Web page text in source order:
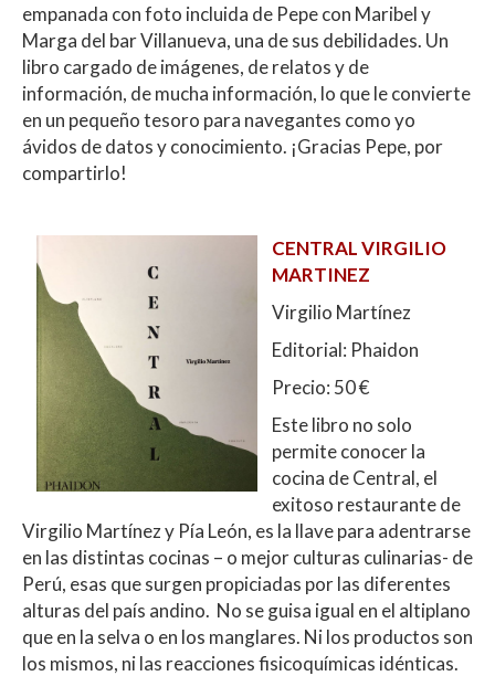
empanada con foto incluida de Pepe con Maribel y
Marga del bar Villanueva, una de sus debilidades. Un
libro cargado de imágenes, de relatos y de
información, de mucha información, lo que le convierte
en un pequeño tesoro para navegantes como yo
ávidos de datos y conocimiento. ¡Gracias Pepe, por
compartirlo!
CENTRAL VIRGILIO
MARTINEZ
Virgilio Martínez
Editorial: Phaidon
Precio: 50 €
Este libro no solo
permite conocer la
cocina de Central, el
exitoso restaurante de
Virgilio Martínez y Pía León, es la llave para adentrarse
en las distintas cocinas – o mejor culturas culinarias- de
Perú, esas que surgen propiciadas por las diferentes
alturas del país andino. No se guisa igual en el altiplano
que en la selva o en los manglares. Ni los productos son
los mismos, ni las reacciones fisicoquímicas idénticas.